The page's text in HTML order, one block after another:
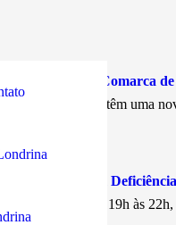
na Comarca
Especiais têm uma
da Pessoa com
de agosto, das 19h às